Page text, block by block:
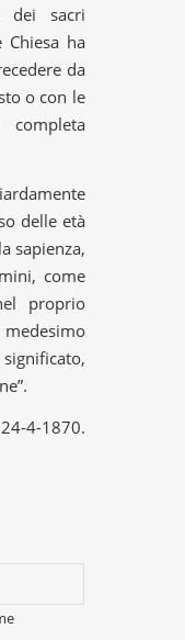
dei sacri
Chiesa ha
da
o con le
delle età
sapienza,
come
proprio
4-1870.